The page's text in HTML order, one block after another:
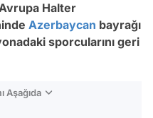
Halter
Azerbaycan bayrağı
sporcularını geri
Aşağıda